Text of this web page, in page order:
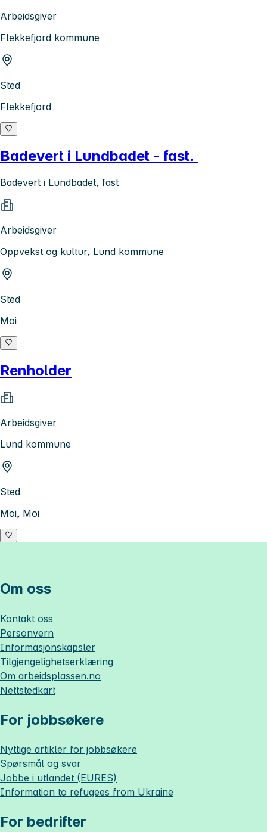
Arbeidsgiver
Flekkefjord kommune
Sted
Flekkefjord
Badevert i Lundbadet - fast.
Badevert i Lundbadet, fast
Arbeidsgiver
Oppvekst og kultur, Lund kommune
Sted
Moi
Renholder
Arbeidsgiver
Lund kommune
Sted
Moi, Moi
Om oss
Kontakt oss
Personvern
Informasjonskapsler
Tilgjengelighetserklæring
Om arbeidsplassen.no
Nettstedkart
For jobbsøkere
Nyttige artikler for jobbsøkere
Spørsmål og svar
Jobbe i utlandet (EURES)
Information to refugees from Ukraine
For bedrifter